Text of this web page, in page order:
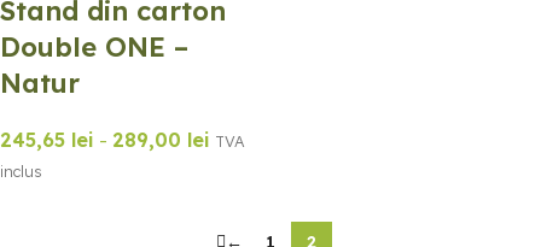
Stand din carton
Double ONE –
Natur
245,65 lei - 289,00 lei TVA
inclus
← 1 2